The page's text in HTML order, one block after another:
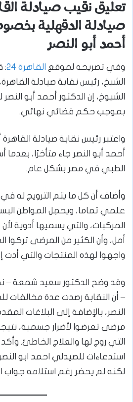
تعليق نقيب صيادلة
صيادلة الدقهلية
أحمد أبو النصر
وفي تصريحه لموقع القاهرة 24
:
الشيخ، رئيس نقابة صيادلة
الشيوخ، إن الدكتور أحمد أبو
بموجب حكم قضائي نهائي.
واعتبر رئيس نقابة صيادلة
أحمد أبو النصر جاء متأخرًا، بعدما
الطبي في مصر بشكل عام.
وأضاف أن كل ما يتم الترويج له في
علمي تماما، ويحمِل المواطن
المركبات، والتي يسميها أدوية
أمل، وأن الكثير من المرضى تركوا
واجهوا لهذه المنتجات والتي أدت
وقد وضح الدكتور سعيد شمعة –
– أن النقابة رصدت عدة مخالفات
النصر، بالإضافة إلى البلاغات
مرضى تعرضوا لأضرار جسمية،
التي روج لها والعلاج الخاطئ.
استدعاءات للصيدلي احمد ابو
لكنه لم يحضر رغم استلامه جواب